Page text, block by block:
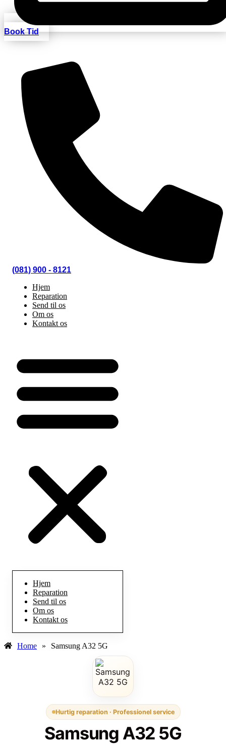
Book Tid
(081) 900 - 8121
Hjem
Reparation
Send til os
Om os
Kontakt os
Hjem
Reparation
Send til os
Om os
Kontakt os
Home » Samsung A32 5G
Hurtig reparation · Professionel service
Samsung A32 5G